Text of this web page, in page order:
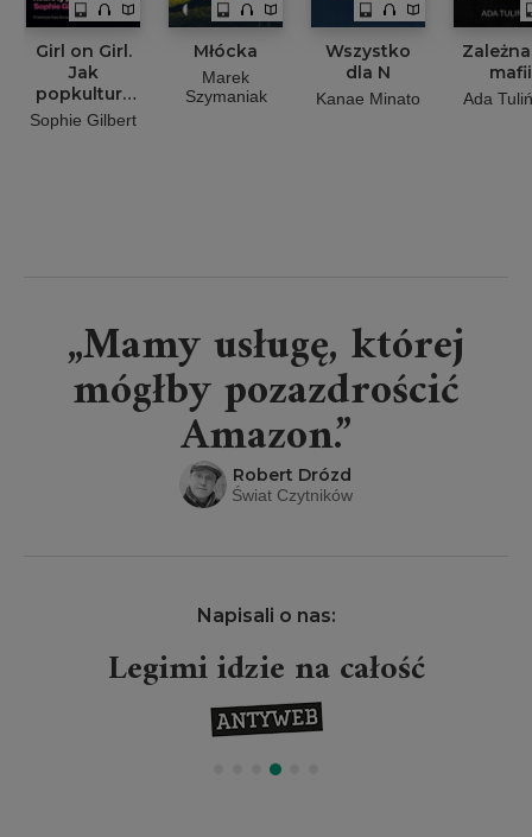
Girl on Girl.
Jak
popkultura
zwróciła
kobiety
Sophie Gilbert
Młócka
Marek
Szymaniak
Wszystko
dla N
Kanae Minato
mafii
Ada
„Mamy usługę, której
mógłby pozazdrościć
Amazon.”
Robert Drózd
Świat Czytników
Napisali o nas:
Legimi idzie na całość